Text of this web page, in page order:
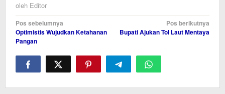
oleh Editor
Navigasi
pos
Pos sebelumnya
Optimistis Wujudkan Ketahanan
Pangan
Pos berikutnya
Bupati Ajukan Tol Laut Mentaya